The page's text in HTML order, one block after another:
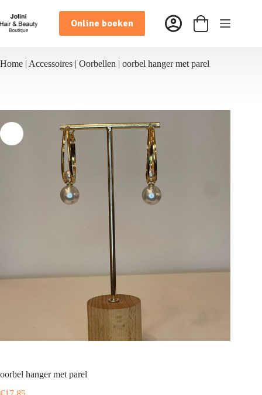
naar
de
inhoud
Online boeken Winkelwagen
Home | Accessoires | Oorbellen | oorbel hanger met parel
oorbel hanger met parel